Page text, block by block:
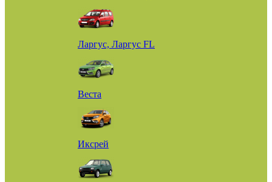
Ларгус, Ларгус FL
Веста
Иксрей